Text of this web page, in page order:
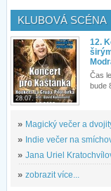
KLUBOVÁ SCÉNA
28.07.
12.
Čas
bude
» Magický večer a
» Indie večer na
» Jana Uriel
» zobrazit více...